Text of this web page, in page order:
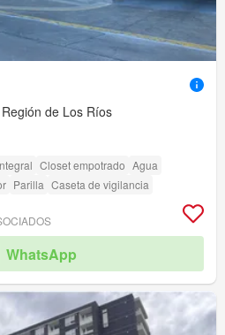
de Los Ríos
Closet empotrado Agua
Parilla Caseta de vigilancia
WhatsApp